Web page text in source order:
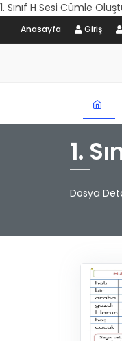
1. Sınıf H Sesi Cümle
Anasayfa Giriş
1.
Dosya